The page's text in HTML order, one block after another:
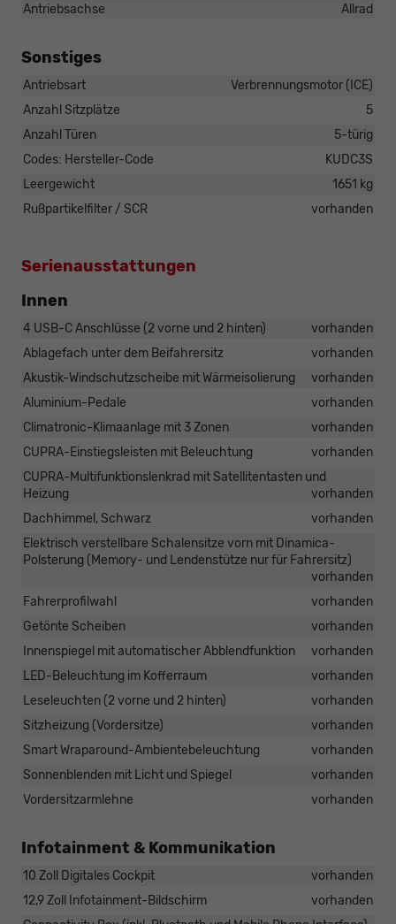
Antriebsachse Allrad
Sonstiges
Antriebsart
Verbrennungsmotor (ICE)
Anzahl Sitzplätze
5
Anzahl Türen
5-türig
Codes: Hersteller-Code
KUDC3S
Leergewicht
1651 kg
Rußpartikelfilter / SCR
vorhanden
Serienausstattungen
Innen
4 USB-C Anschlüsse (2 vorne und 2 hinten)
vorhanden
Ablagefach unter dem Beifahrersitz
vorhanden
Akustik-Windschutzscheibe mit Wärmeisolierung
vorhanden
Aluminium-Pedale
vorhanden
Climatronic-Klimaanlage mit 3 Zonen
vorhanden
CUPRA-Einstiegsleisten mit Beleuchtung
vorhanden
CUPRA-Multifunktionslenkrad mit Satellitentasten und
Heizung
vorhanden
Dachhimmel, Schwarz
vorhanden
Elektrisch verstellbare Schalensitze vorn mit Dinamica-
Polsterung (Memory- und Lendenstütze nur für Fahrersitz)
vorhanden
Fahrerprofilwahl
vorhanden
Getönte Scheiben
vorhanden
Innenspiegel mit automatischer Abblendfunktion
vorhanden
LED-Beleuchtung im Kofferraum
vorhanden
Leseleuchten (2 vorne und 2 hinten)
vorhanden
Sitzheizung (Vordersitze)
vorhanden
Smart Wraparound-Ambientebeleuchtung
vorhanden
Sonnenblenden mit Licht und Spiegel
vorhanden
Vordersitzarmlehne
vorhanden
Infotainment & Kommunikation
10 Zoll Digitales Cockpit
vorhanden
12,9 Zoll Infotainment-Bildschirm
vorhanden